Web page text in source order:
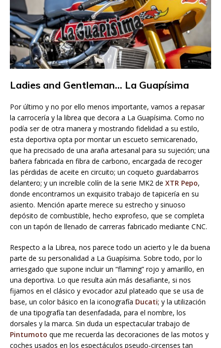
Ladies and Gentleman… La Guapísima
Por último y no por ello menos importante, vamos a repasar
la carrocería y la librea que decora a La Guapísima. Como no
podía ser de otra manera y mostrando fidelidad a su estilo,
esta deportiva opta por montar un escueto semicarenado,
que ha precisado de una araña artesanal para su sujeción; una
bañera fabricada en fibra de carbono, encargada de recoger
las pérdidas de aceite en circuito; un coqueto guardabarros
delantero; y un increíble colín de la serie MK2 de XTR Pepo,
donde encontramos un exquisito trabajo de tapicería en su
asiento. Mención aparte merece su estrecho y sinuoso
depósito de combustible, hecho exprofeso, que se completa
con un tapón de llenado de carreras fabricado mediante CNC.
Respecto a la Librea, nos parece todo un acierto y le da buena
parte de su personalidad a La Guapísima. Sobre todo, por lo
arriesgado que supone incluir un “flaming” rojo y amarillo, en
una deportiva. Lo que resulta aún más desafiante, si nos
fijamos en el clásico y evocador azul plateado que se usa de
base, un color básico en la iconografía Ducati; y la utilización
de una tipografía tan desenfadada, para el nombre, los
dorsales y la marca. Sin duda un espectacular trabajo de
Pintumoto que me recuerda las decoraciones de las motos y
coches usados en los espectáculos pseudo-circenses tan